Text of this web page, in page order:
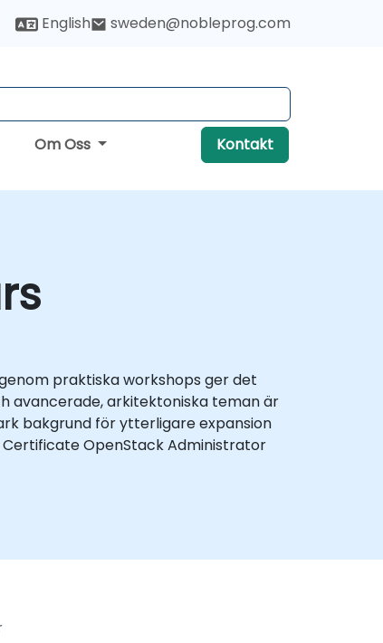
English sweden@nobleprog.com
Om Oss Kontakt
praktiska workshops ger det
avancerade, arkitektoniska teman är
bakgrund för ytterligare expansion
OpenStack Administrator